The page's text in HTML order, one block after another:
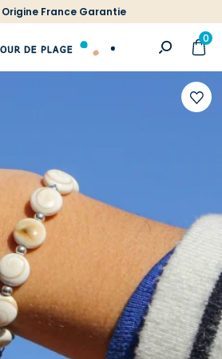
Origine France Garantie
0